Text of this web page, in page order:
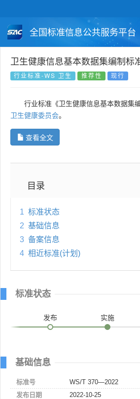
全国标准信息公共服务平台
国家标准 行业标准
国外标准 技术委员会
卫生健康信息基本数据集编制标
行业标准-WS 卫生 推荐性 现行
行业标准《卫生健康信息基本数据集
卫生健康委员会。
查看全文
目录
1 标准状态
2 基础信息
3 备案信息
4 相近标准(计划)
标准状态
发布 实施
基础信息
标准号
WS/T 370—2022
发布日期
2022-10-25